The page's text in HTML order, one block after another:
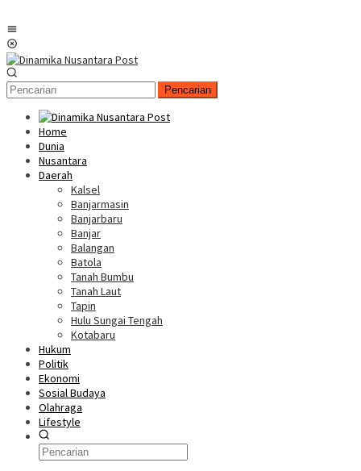
Pencarian
Home
Dunia
Nusantara
Daerah
Kalsel
Banjarmasin
Banjarbaru
Banjar
Balangan
Batola
Tanah Bumbu
Tanah Laut
Tapin
Hulu Sungai Tengah
Kotabaru
Hukum
Politik
Ekonomi
Sosial Budaya
Olahraga
Lifestyle